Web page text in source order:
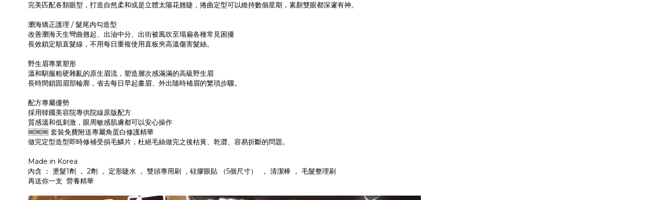
完美匹配各類眼型，打造自然柔和或是立體太陽花翹睫，捲曲定型可以維持數個星期，素顏雙眼都深邃有神。
瀏海矯正護理 / 髮尾內勾造型
改善瀏海天生彎曲翹起、出油中分、出街被風吹至塌扁各種常見困擾
長效鎖定順直髮線，不用每日重複使用直板夾高溫傷害髮絲。
野生眉專業塑形
溫和馴服粗硬雜亂的原生眉流，塑造層次感滿滿的高級野生眉
長時間鎖固眉部輪廓，省去每日早起畫眉、外出隨時補眉的繁瑣步驟。
配方專屬優勢
採用韓國美容院專供院線原版配方
質感溫和低刺激，眼周敏感肌膚都可以安心操作
🆓🆓🆓 套裝免費附送專屬角蛋白修護精華
做完定型造型即時修補受損毛鱗片，杜絕毛絲做完之後枯黃、乾澀、容易折斷的問題。
Made in Korea
內含 ： 燙髮1劑 ， 2劑 ， 定形睫水 ， 雙頭專用刷 ，硅膠眼貼 （5個尺寸） ， 清潔棒 ， 毛髮整理刷
再送你一支 營養精華